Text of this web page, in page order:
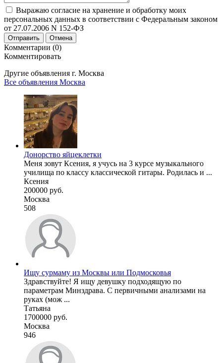
Выражаю согласие на хранение и обработку моих
персональных данных в соответствии с Федеральным законом
от 27.07.2006 N 152-ФЗ
Отправить Отмена
Комментарии (0)
Комментировать
Другие объявления г. Москва
Все объявления Москва
Донорство яйцеклетки
Меня зовут Ксения, я учусь на 3 курсе музыкального
училища по классу классической гитары. Родилась и ...
Ксения
200000 руб.
Москва
508
Ищу сурмаму из Москвы или Подмосковья
Здравствуйте! Я ищу девушку подходящую по
параметрам Минздрава. С первичными анализами на
руках (мож ...
Татьяна
1700000 руб.
Москва
946